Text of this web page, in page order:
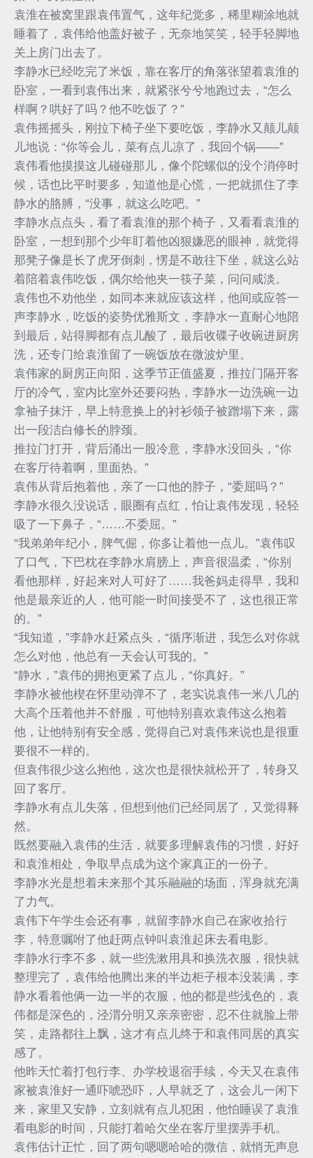
袁淮在被窝里跟袁伟置气，这年纪觉多，稀里糊涂地就
睡着了，袁伟给他盖好被子，无奈地笑笑，轻手轻脚地
关上房门出去了。
李静水已经吃完了米饭，靠在客厅的角落张望着袁淮的
卧室，一看到袁伟出来，就紧张兮兮地跑过去，“怎么
样啊？哄好了吗？他不吃饭了？”
袁伟摇摇头，刚拉下椅子坐下要吃饭，李静水又颠儿颠
儿地说：“你等会儿，菜有点儿凉了，我回个锅——”
袁伟看他摸摸这儿碰碰那儿，像个陀螺似的没个消停时
候，话也比平时要多，知道他是心慌，一把就抓住了李
静水的胳膊，“没事，就这么吃吧。”
李静水点点头，看了看袁淮的那个椅子，又看看袁淮的
卧室，一想到那个少年盯着他凶狠嫌恶的眼神，就觉得
那凳子像是长了虎牙倒刺，愣是不敢往下坐，就这么站
着陪着袁伟吃饭，偶尔给他夹一筷子菜，问问咸淡。
袁伟也不劝他坐，如同本来就应该这样，他间或应答一
声李静水，吃饭的姿势优雅斯文，李静水一直耐心地陪
到最后，站得脚都有点儿酸了，最后收碟子收碗进厨房
洗，还专门给袁淮留了一碗饭放在微波炉里。
袁伟家的厨房正向阳，这季节正值盛夏，推拉门隔开客
厅的冷气，室内比室外还要闷热，李静水一边洗碗一边
拿袖子抹汗，早上特意换上的衬衫领子被蹭塌下来，露
出一段洁白修长的脖颈。
推拉门打开，背后涌出一股冷意，李静水没回头，“你
在客厅待着啊，里面热。”
袁伟从背后抱着他，亲了一口他的脖子，“委屈吗？”
李静水很久没说话，眼圈有点红，怕让袁伟发现，轻轻
吸了一下鼻子，“……不委屈。”
“我弟弟年纪小，脾气倔，你多让着他一点儿。”袁伟叹
了口气，下巴枕在李静水肩膀上，声音很温柔，“你别
看他那样，好起来对人可好了……我爸妈走得早，我和
他是最亲近的人，他可能一时间接受不了，这也很正常
的。”
“我知道，”李静水赶紧点头，“循序渐进，我怎么对你就
怎么对他，他总有一天会认可我的。”
“静水，”袁伟的拥抱更紧了点儿，“你真好。”
李静水被他楔在怀里动弹不了，老实说袁伟一米八几的
大高个压着他并不舒服，可他特别喜欢袁伟这么抱着
他，让他特别有安全感，觉得自己对袁伟来说也是很重
要很不一样的。
但袁伟很少这么抱他，这次也是很快就松开了，转身又
回了客厅。
李静水有点儿失落，但想到他们已经同居了，又觉得释
然。
既然要融入袁伟的生活，就要多理解袁伟的习惯，好好
和袁淮相处，争取早点成为这个家真正的一份子。
李静水光是想着未来那个其乐融融的场面，浑身就充满
了力气。
袁伟下午学生会还有事，就留李静水自己在家收拾行
李，特意嘱咐了他赶两点钟叫袁淮起床去看电影。
李静水行李不多，就一些洗漱用具和换洗衣服，很快就
整理完了，袁伟给他腾出来的半边柜子根本没装满，李
静水看着他俩一边一半的衣服，他的都是些浅色的，袁
伟都是深色的，泾渭分明又亲亲密密，忍不住就脸上带
笑，走路都往上飘，这才有点儿终于和袁伟同居的真实
感了。
他昨天忙着打包行李、办学校退宿手续，今天又在袁伟
家被袁淮好一通吓唬恐吓，人早就乏了，这会儿一闲下
来，家里又安静，立刻就有点儿犯困，他怕睡误了袁淮
看电影的时间，只能打着哈欠坐在客厅里摆弄手机。
袁伟估计正忙，回了两句嗯嗯哈哈的微信，就悄无声息